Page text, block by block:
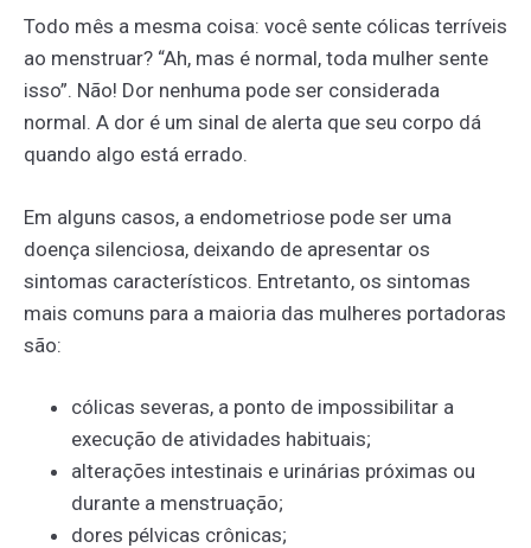
Todo mês a mesma coisa: você sente cólicas terríveis
ao menstruar? “Ah, mas é normal, toda mulher sente
isso”. Não! Dor nenhuma pode ser considerada
normal. A dor é um sinal de alerta que seu corpo dá
quando algo está errado.
Em alguns casos, a endometriose pode ser uma
doença silenciosa, deixando de apresentar os
sintomas característicos. Entretanto, os sintomas
mais comuns para a maioria das mulheres portadoras
são:
cólicas severas, a ponto de impossibilitar a
execução de atividades habituais;
alterações intestinais e urinárias próximas ou
durante a menstruação;
dores pélvicas crônicas;